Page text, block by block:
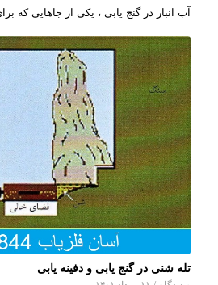
آب انبار در گنج یابی ، یکی از جاهایی که
تله شنی در گنج یابی و دفینه یابی